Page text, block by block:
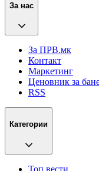
За нас
За ПРВ.мк
Контакт
Маркетинг
Ценовник за
RSS
Категории
Топ вести